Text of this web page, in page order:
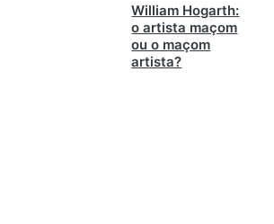
William Hogarth:
o artista maçom
ou o maçom
artista?